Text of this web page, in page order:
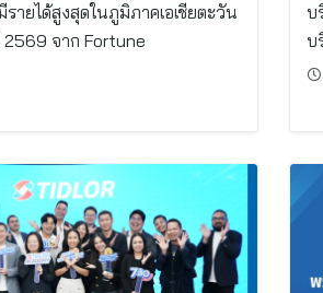
ยได้สูงสุดในภูมิภาคเอเชียตะวัน
2569 จาก Fortune
บ
บ